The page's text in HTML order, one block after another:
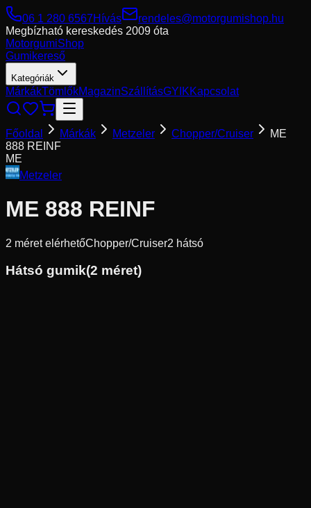
06 1 280 6567Hívás
rendeles@motorgumishop.hu
Megbízható kereskedés 2009 óta
MotorgumiShop
Gumikereső
Kategóriák
MárkákTömlőkMagazinSzállításGYIKKapcsolat
Főoldal Márkák Metzeler Chopper/Cruiser
ME
888 REINF
ME
Metzeler
ME 888 REINF
2 méret elérhetőChopper/Cruiser2 hátsó
Hátsó gumik(2 méret)